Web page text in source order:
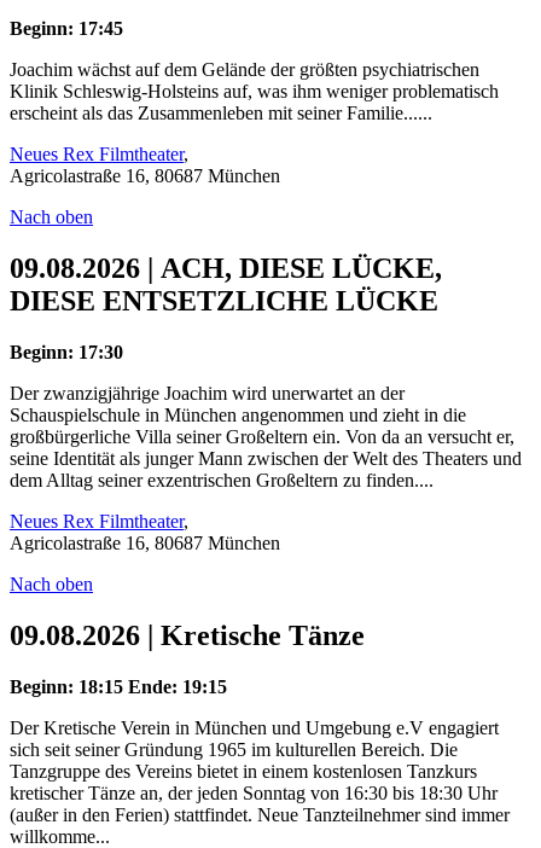
Beginn: 17:45
Joachim wächst auf dem Gelände der größten psychiatrischen
Klinik Schleswig-Holsteins auf, was ihm weniger problematisch
erscheint als das Zusammenleben mit seiner Familie......
Neues Rex Filmtheater,
Agricolastraße 16, 80687 München
Nach oben
09.08.2026 | ACH, DIESE LÜCKE,
DIESE ENTSETZLICHE LÜCKE
Beginn: 17:30
Der zwanzigjährige Joachim wird unerwartet an der
Schauspielschule in München angenommen und zieht in die
großbürgerliche Villa seiner Großeltern ein. Von da an versucht er,
seine Identität als junger Mann zwischen der Welt des Theaters und
dem Alltag seiner exzentrischen Großeltern zu finden....
Neues Rex Filmtheater,
Agricolastraße 16, 80687 München
Nach oben
09.08.2026 | Kretische Tänze
Beginn: 18:15 Ende: 19:15
Der Kretische Verein in München und Umgebung e.V engagiert
sich seit seiner Gründung 1965 im kulturellen Bereich. Die
Tanzgruppe des Vereins bietet in einem kostenlosen Tanzkurs
kretischer Tänze an, der jeden Sonntag von 16:30 bis 18:30 Uhr
(außer in den Ferien) stattfindet. Neue Tanzteilnehmer sind immer
willkomme...